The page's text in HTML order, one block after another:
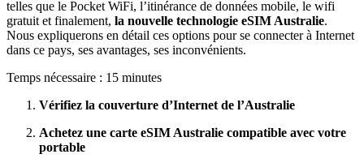
telles que le Pocket WiFi, l’itinérance de données mobile, le wifi
gratuit et finalement, la nouvelle technologie eSIM Australie.
Nous expliquerons en détail ces options pour se connecter à Internet
dans ce pays, ses avantages, ses inconvénients.
Temps nécessaire : 15 minutes
Vérifiez la couverture d’Internet de l’Australie
Achetez une carte eSIM Australie compatible avec votre
portable